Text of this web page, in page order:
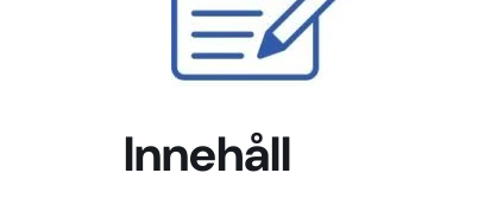
Innehåll